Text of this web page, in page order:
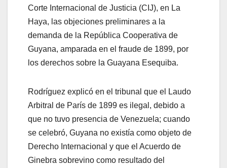
Corte Internacional de Justicia (CIJ), en La
Haya, las objeciones preliminares a la
demanda de la República Cooperativa de
Guyana, amparada en el fraude de 1899, por
los derechos sobre la Guayana Esequiba.
Rodríguez explicó en el tribunal que el Laudo
Arbitral de París de 1899 es ilegal, debido a
que no tuvo presencia de Venezuela; cuando
se celebró, Guyana no existía como objeto de
Derecho Internacional y que el Acuerdo de
Ginebra sobrevino como resultado del